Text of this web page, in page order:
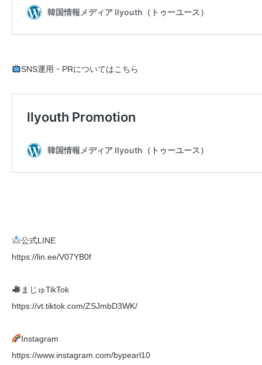
SNS運用・PRについてはこちら
公式LINE
https://lin.ee/V07YB0f
まじゅTikTok
https://vt.tiktok.com/ZSJmbD3WK/
Instagram
https://www.instagram.com/bypearl10